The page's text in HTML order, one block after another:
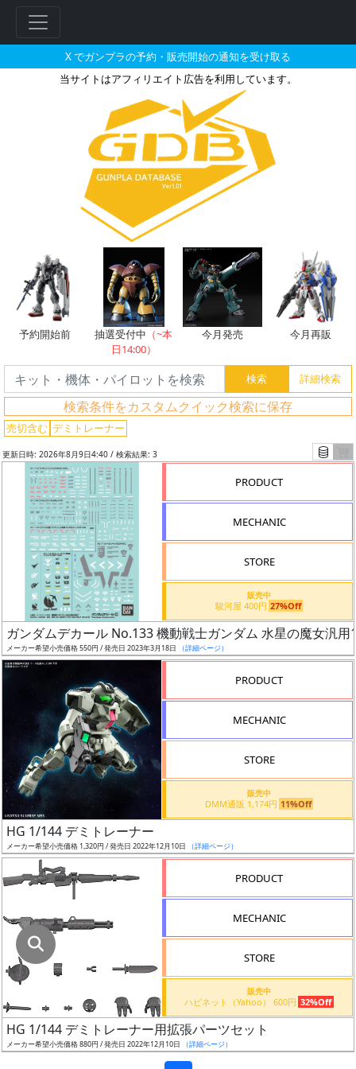
X でガンプラの予約・販売開始の通知を受け取る
当サイトはアフィリエイト広告を利用しています。
ガンダム・エアリアルのガンプ
予約開始前 抽選受付中 （~本
日14:00）
今月発売 今月再販
検索条件をカスタムクイック検索に保存
売切含む デミトレーナー
索
グ
レ
シ
リ
ー
ズ・
イ
ル
況
売
更新日時: 2026年8月9日4:40 / 検索結果: 3
PRODUCT
MECHANIC
STORE
販売中
駿河屋 400円 27%Off
ガンダムデカール No.133 機動戦士ガンダム 水星の魔女汎用
メーカー希望小売価格 550円 / 発売日 2023年3月18日 （詳細ページ）
PRODUCT
MECHANIC
STORE
販売中
DMM通販 1,174円 11%Off
HG 1/144 デミトレーナー
メーカー希望小売価格 1,320円 / 発売日 2022年12月10日 （詳細ページ）
PRODUCT
MECHANIC
STORE
販売中
ハピネット（Yahoo） 600円 32%Off
HG 1/144 デミトレーナー用拡張パーツセット
メーカー希望小売価格 880円 / 発売日 2022年12月10日 （詳細ページ）